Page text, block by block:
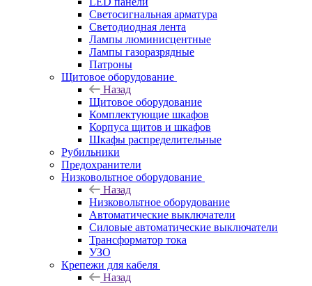
Светосигнальная арматура
Светодиодная лента
Лампы люминисцентные
Лампы газоразрядные
Патроны
Щитовое оборудование
Назад
Щитовое оборудование
Комплектующие шкафов
Корпуса щитов и шкафов
Шкафы распределительные
Рубильники
Предохранители
Низковольтное оборудование
Назад
Низковольтное оборудование
Автоматические выключатели
Силовые автоматические выключатели
Трансформатор тока
УЗО
Крепежи для кабеля
Назад